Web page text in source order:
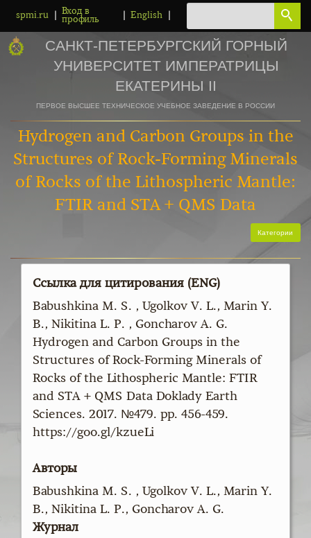
spmi.ru
Вход в
профиль
English
САНКТ-ПЕТЕРБУРГСКИЙ ГОРНЫЙ
УНИВЕРСИТЕТ ИМПЕРАТРИЦЫ
ЕКАТЕРИНЫ II
ПЕРВОЕ ВЫСШЕЕ ТЕХНИЧЕСКОЕ УЧЕБНОЕ ЗАВЕДЕНИЕ В РОССИИ
Hydrogen and Carbon Groups in the
Structures of Rock-Forming Minerals
of Rocks of the Lithospheric Mantle:
FTIR and STA + QMS Data
Категории
Ссылка для цитирования (ENG)
Babushkina M. S. , Ugolkov V. L., Marin Y.
B., Nikitina L. P. , Goncharov A. G.
Hydrogen and Carbon Groups in the
Structures of Rock-Forming Minerals of
Rocks of the Lithospheric Mantle: FTIR
and STA + QMS Data Doklady Earth
Sciences. 2017. №479. pp. 456-459.
https://goo.gl/kzueLi
Авторы
Babushkina M. S. , Ugolkov V. L., Marin Y.
B., Nikitina L. P., Goncharov A. G.
Журнал